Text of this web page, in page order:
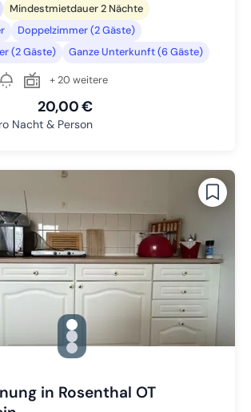
Mindestmietdauer 2 Nächte
Doppelzimmer (2 Gäste)
(2 Gäste)
Ganze Unterkunft (6 Gäste)
+ 20 weitere
20,00 €
Nacht & Person
gallery.slide_selector
Zu Slide 1 wechseln
Zu Slide 2 wechseln
Zu Slide 3 wechseln
in Rosenthal OT